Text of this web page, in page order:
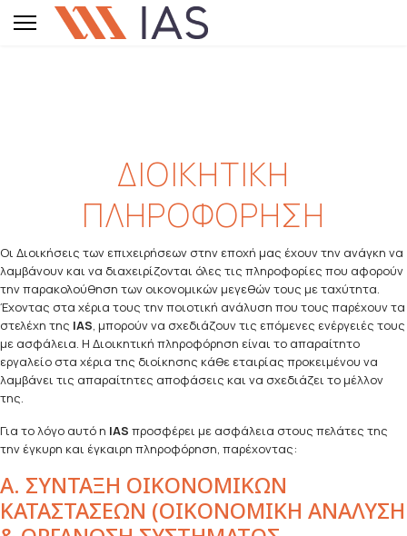
ΔΙΟΙΚΗΤΙΚΗ
ΠΛΗΡΟΦΟΡΗΣΗ
Οι Διοικήσεις των επιχειρήσεων στην εποχή μας έχουν την ανάγκη να
λαμβάνουν και να διαχειρίζονται όλες τις πληροφορίες που αφορούν
την παρακολούθηση των οικονομικών μεγεθών τους με ταχύτητα.
Έχοντας στα χέρια τους την ποιοτική ανάλυση που τους παρέχουν τα
στελέχη της IAS, μπορούν να σχεδιάζουν τις επόμενες ενέργειές τους
με ασφάλεια. Η Διοικητική πληροφόρηση είναι το απαραίτητο
εργαλείο στα χέρια της διοίκησης κάθε εταιρίας προκειμένου να
λαμβάνει τις απαραίτητες αποφάσεις και να σχεδιάζει το μέλλον
της.
Για το λόγο αυτό η IAS προσφέρει με ασφάλεια στους πελάτες της
την έγκυρη και έγκαιρη πληροφόρηση, παρέχοντας:
Α. ΣΥΝΤΑΞΗ ΟΙΚΟΝΟΜΙΚΩΝ
ΚΑΤΑΣΤΑΣΕΩΝ (ΟΙΚΟΝΟΜΙΚΗ ΑΝΑΛΥΣΗ